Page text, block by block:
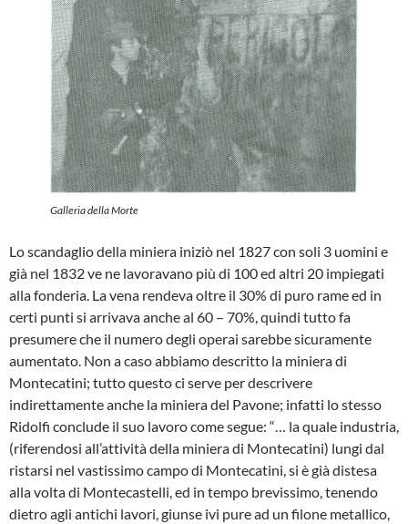
Galleria della Morte
Lo scandaglio della miniera iniziò nel 1827 con soli 3 uomini e
già nel 1832 ve ne lavoravano più di 100 ed altri 20 impiegati
alla fonderia. La vena rendeva oltre il 30% di puro rame ed in
certi punti si arrivava anche al 60 – 70%, quindi tutto fa
presumere che il numero degli operai sarebbe sicuramente
aumentato. Non a caso abbiamo descritto la miniera di
Montecatini; tutto questo ci serve per descrivere
indirettamente anche la miniera del Pavone; infatti lo stesso
Ridolfi conclude il suo lavoro come segue: “… la quale industria,
(ri­ferendosi all’attività della miniera di Montecatini) lungi dal
ristarsi nel vastis­simo campo di Montecatini, si è già distesa
alla volta di Montecastelli, ed in tempo brevissimo, tenendo
dietro agli antichi lavori, giunse ivi pure ad un filone metallico,